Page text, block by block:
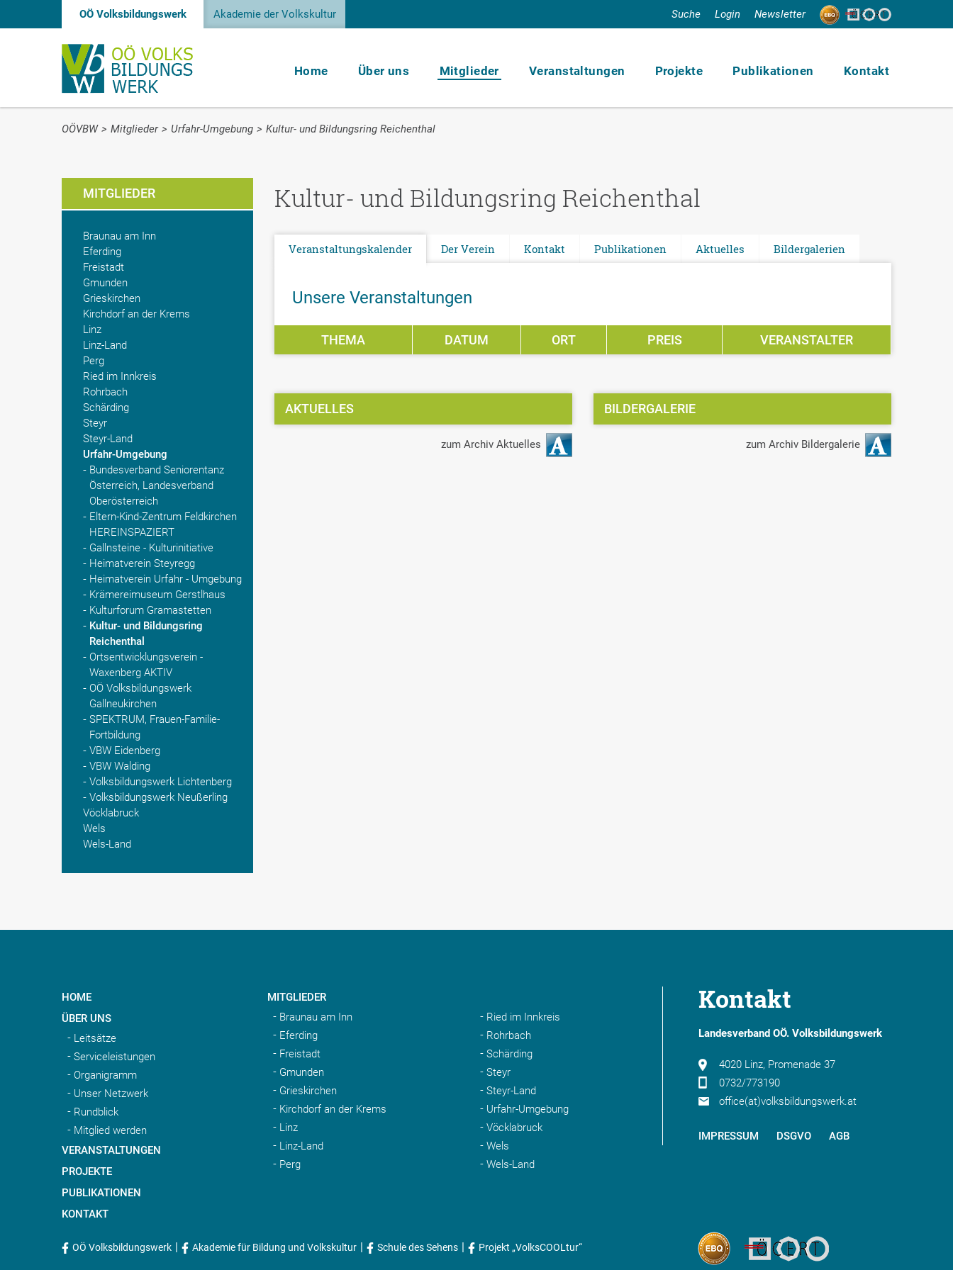
OÖ Volksbildungswerk Akademie der Volkskultur Suche Login Newsletter
Home Über uns Mitglieder Veranstaltungen Projekte Publikationen Kontakt
OÖVBW > Mitglieder > Urfahr-Umgebung > Kultur- und Bildungsring Reichenthal
Kultur- und Bildungsring Reichenthal
Veranstaltungskalender Der Verein Kontakt Publikationen Aktuelles Bildergalerien
Unsere Veranstaltungen
THEMA DATUM ORT PREIS VERANSTALTER
AKTUELLES
zum Archiv Aktuelles
BILDERGALERIE
zum Archiv Bildergalerie
MITGLIEDER
Braunau am Inn
Eferding
Freistadt
Gmunden
Grieskirchen
Kirchdorf an der Krems
Linz
Linz-Land
Perg
Ried im Innkreis
Rohrbach
Schärding
Steyr
Steyr-Land
Urfahr-Umgebung
Bundesverband Seniorentanz
Österreich, Landesverband
Oberösterreich
Eltern-Kind-Zentrum Feldkirchen
HEREINSPAZIERT
Gallnsteine - Kulturinitiative
Heimatverein Steyregg
Heimatverein Urfahr - Umgebung
Krämereimuseum Gerstlhaus
Kulturforum Gramastetten
Kultur- und Bildungsring
Reichenthal
Ortsentwicklungsverein -
Waxenberg AKTIV
OÖ Volksbildungswerk
Gallneukirchen
SPEKTRUM, Frauen-Familie-
Fortbildung
VBW Eidenberg
VBW Walding
Volksbildungswerk Lichtenberg
Volksbildungswerk Neußerling
Vöcklabruck
Wels
Wels-Land
Kontakt
Landesverband OÖ. Volksbildungswerk
4020 Linz, Promenade 37
0732/773190
office(at)volksbildungswerk.at
IMPRESSUM DSGVO AGB
HOME
ÜBER UNS
Leitsätze
Serviceleistungen
Organigramm
Unser Netzwerk
Rundblick
Mitglied werden
VERANSTALTUNGEN
PROJEKTE
PUBLIKATIONEN
KONTAKT
MITGLIEDER
Braunau am Inn
Eferding
Freistadt
Gmunden
Grieskirchen
Kirchdorf an der Krems
Linz
Linz-Land
Perg
Ried im Innkreis
Rohrbach
Schärding
Steyr
Steyr-Land
Urfahr-Umgebung
Vöcklabruck
Wels
Wels-Land
OÖ Volksbildungswerk | Akademie für Bildung und Volkskultur | Schule des Sehens | Projekt „VolksCOOLtur“